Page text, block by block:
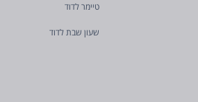
טיימר לדוד
שעון שבת לדוד